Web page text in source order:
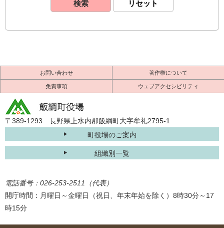
お問い合わせ 著作権について
免責事項 ウェブアクセシビリティ
〒389-1293 長野県上水内郡飯綱町大字牟礼2795-1
町役場のご案内
組織別一覧
電話番号：026-253-2511（代表）
開庁時間：月曜日～金曜日（祝日、年末年始を除く）8時30分～17
時15分